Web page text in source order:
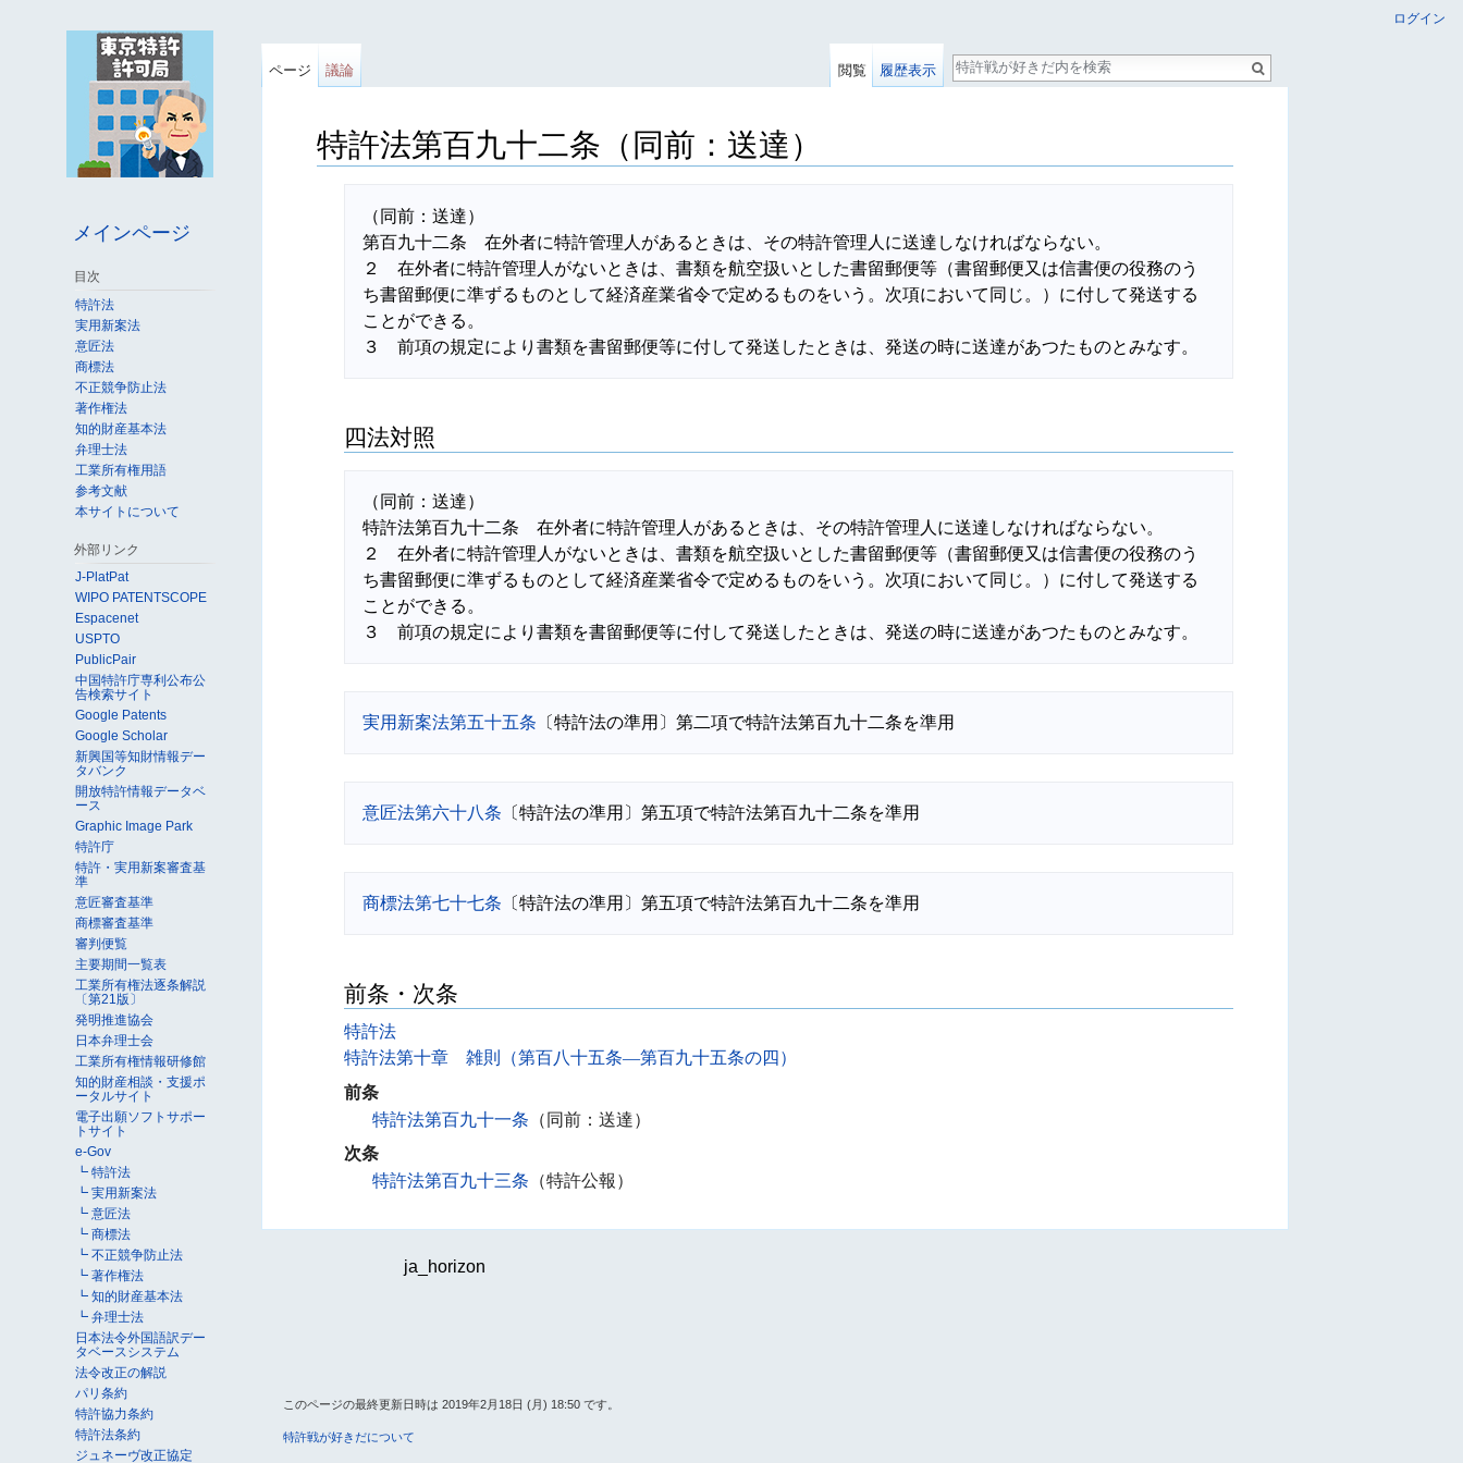
特許法第百九十二条（同前：送達）
（同前：送達）
第百九十二条　在外者に特許管理人があるときは、その特許管理人に送達しなければならない。
２　在外者に特許管理人がないときは、書類を航空扱いとした書留郵便等（書留郵便又は信書便の役務のう
ち書留郵便に準ずるものとして経済産業省令で定めるものをいう。次項において同じ。）に付して発送する
ことができる。
四法対照
（同前：送達）
特許法第百九十二条　在外者に特許管理人があるときは、その特許管理人に送達しなければならない。
２　在外者に特許管理人がないときは、書類を航空扱いとした書留郵便等（書留郵便又は信書便の役務のう
ち書留郵便に準ずるものとして経済産業省令で定めるものをいう。次項において同じ。）に付して発送する
ことができる。
実用新案法第五十五条
意匠法第六十八条
商標法第七十七条
前条・次条
特許法
特許法第十章 雑則（第百八十五条―第百九十五条の四）
前条
特許法第百九十一条 （同前：送達）
次条
特許法第百九十三条 （特許公報）
ログイン
ページ 議論 閲覧 履歴表示
検
索
メインページ
目次
特許法
実用新案法
意匠法
商標法
不正競争防止法
著作権法
知的財産基本法
弁理士法
工業所有権用語
参考文献
本サイトについて
外部リンク
J-PlatPat
WIPO PATENTSCOPE
Espacenet
USPTO
PublicPair
中国特許庁専利公布公
告検索サイト
Google Patents
Google Scholar
新興国等知財情報デー
タバンク
開放特許情報データベ
ース
Graphic Image Park
特許庁
特許・実用新案審査基
準
意匠審査基準
商標審査基準
審判便覧
主要期間一覧表
工業所有権法逐条解説
〔第21版〕
発明推進協会
日本弁理士会
工業所有権情報研修館
知的財産相談・支援ポ
ータルサイト
電子出願ソフトサポー
トサイト
e-Gov
┗ 特許法
┗ 実用新案法
┗ 意匠法
┗ 商標法
┗ 不正競争防止法
┗ 著作権法
┗ 知的財産基本法
┗ 弁理士法
日本法令外国語訳デー
タベースシステム
法令改正の解説
パリ条約
特許協力条約
特許法条約
ジュネーヴ改正協定
ja_horizon
このページの最終更新日時は 2019年2月18日 (月) 18:50 です。
特許戦が好きだについて